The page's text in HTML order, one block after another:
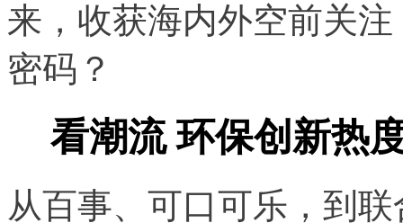
来，收获海内外空前关
密码？
看潮流 环保创新热
从百事、可口可乐，到